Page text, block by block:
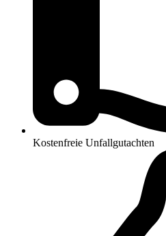
Kostenfreie Unfallgutachten